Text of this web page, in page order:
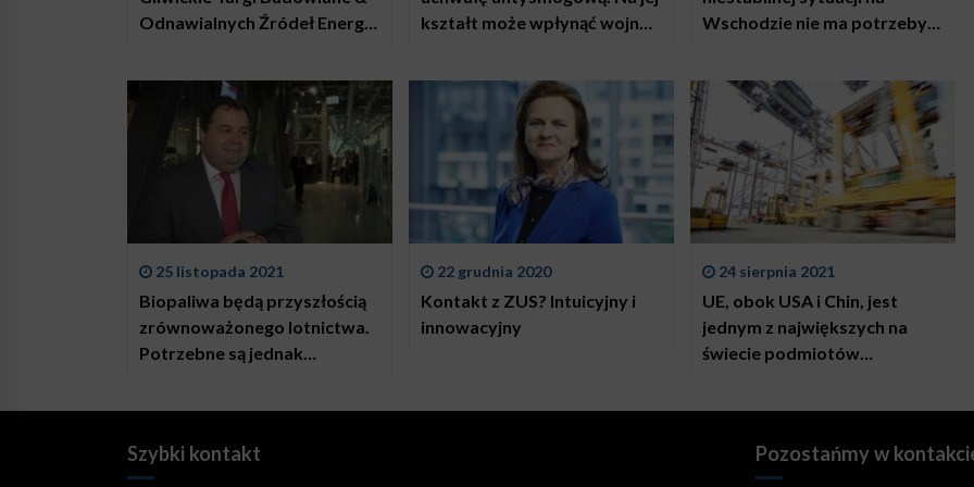
Odnawialnych Źródeł Energii
kształt może wpłynąć wojna
Wschodzie nie ma potrzeby
wzmocnić ilość i jakość
produkcji rolnej
25 listopada 2021
Biopaliwa będą przyszłością
zrównoważonego lotnictwa.
Potrzebne są jednak
22 grudnia 2020
Kontakt z ZUS? Intuicyjny i
innowacyjny
24 sierpnia 2021
UE, obok USA i Chin, jest
jednym z największych na
świecie podmiotów
Szybki kontakt Pozostańmy w